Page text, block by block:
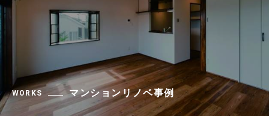
WORKS マンションリノベ事例